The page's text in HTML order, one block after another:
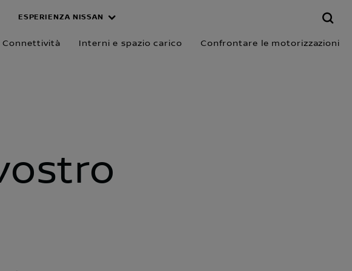
ESPERIENZA NISSAN
Connettività Interni e spazio carico Confrontare le motorizzazioni